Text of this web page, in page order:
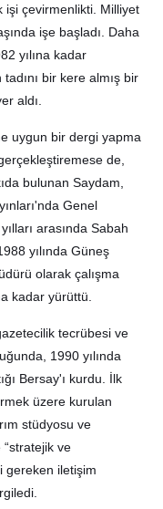
işi çevirmenlikti. Milliyet
işe başladı. Daha
yılına kadar
tadını bir kere almış bir
aldı.
uygun bir dergi yapma
de,
bulunan Saydam,
Genel
arasında Sabah
yılında Güneş
olarak çalışma
kadar yürüttü.
tecrübesi ve
1990 yılında
Bersay'ı kurdu. İlk
üzere kurulan
stüdyosu ve
ve
gereken iletişim